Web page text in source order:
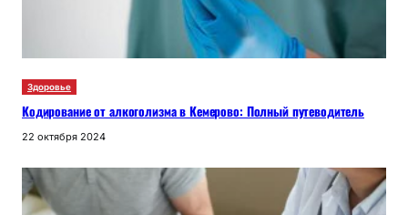
Здоровье
Кодирование от алкоголизма в Кемерово: Полный путеводитель
22 октября 2024